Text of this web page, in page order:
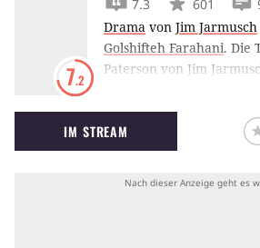
7.2
7.3 601
Drama von Jim Jarmusch
Golshifteh Farahani. Die
Paterson von Jim
Driver ist darin als
geheimen dichterischen
IM STREAM